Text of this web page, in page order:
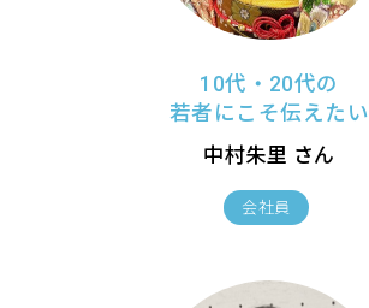
10代・20代の
若者にこそ伝えたい
中村朱里 さん
会社員